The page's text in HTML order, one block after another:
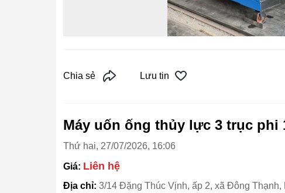
Chia sẻ Lưu tin
Máy uốn ống thủy lực 3 trục phi
Thứ hai, 27/07/2026, 16:06
Giá: Liên hệ
Địa chỉ: 3/14 Đặng Thúc Vịnh, ấp 2, xã Đông Thạnh,